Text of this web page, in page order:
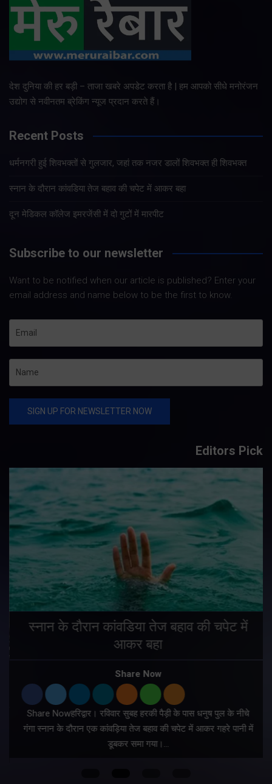
देश दुनिया की हर बड़ी – ताजा खबरे अपडेट करता है | हम आपको सीधे मनोरंजन
उद्योग से नवीनतम ब्रेकिंग न्यूज प्रदान करते हैं।
Recent Posts
धर्मनगरी हुई शिवभक्तों से गुलजार, जहां तक नजर डालों शिवभक्त ही शिवभक्त
स्नान के दौरान कांवडिया तेज बहाव की चपेट में आकर बहा
दून मेडिकल कॉलेज इमरजेंसी में दो गुटों में मारपीट
Subscribe to our newsletter
Want to be notified when our article is published? Enter your
email address and name below to be the first to know.
Editors Pick
स्नान के दौरान कांवडिया तेज बहाव की चपेट में
आकर बहा
Share Now
Share Nowहरिद्वार। रविवार सुबह हरकी पैड़ी के पास धनुष पुल के नीचे
गंगा स्नान के दौरान एक कांवड़िया तेज बहाव की चपेट में आकर गहरे पानी में
डूबकर समा गया।…